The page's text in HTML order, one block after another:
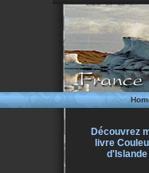
Découvrez
livre
d'Islande